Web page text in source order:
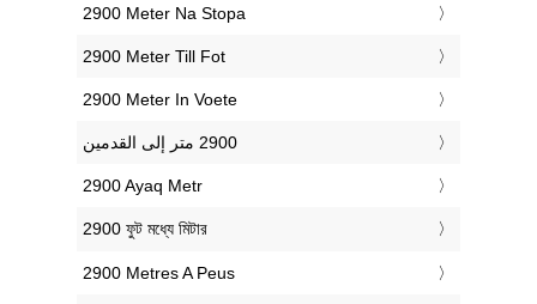
‎2900 Meter Na Stopa
‎2900 Meter Till Fot
‎2900 Meter In Voete
‎2900 Ayaq Metr
‎2900 ফুট মধ্যে মিটার
‎2900 Metres A Peus